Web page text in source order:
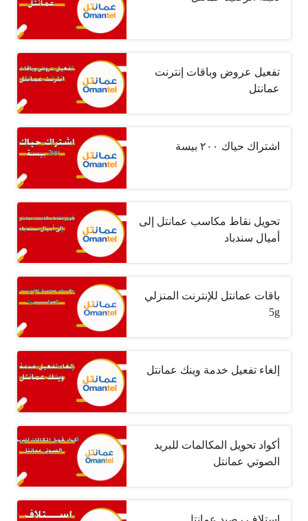
تفعيل عروض وباقات إنترنت
عمانتل
اشتراك حياك ٢٠٠ بيسة
تحويل نقاط مكاسب عمانتل إلى
أميال سندباد
باقات عمانتل للإنترنت المنزلي
5g
إلغاء تفعيل خدمة وينك عمانتل
أكواد تحويل المكالمات للبريد
الصوتي عمانتل